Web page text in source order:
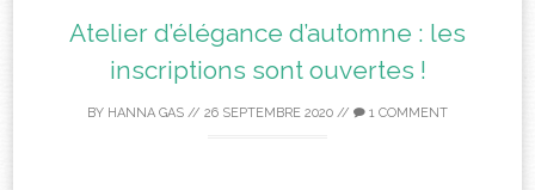
Atelier d’élégance d’automne : les
inscriptions sont ouvertes !
BY HANNA GAS // 26 SEPTEMBRE 2020 // 1 COMMENT